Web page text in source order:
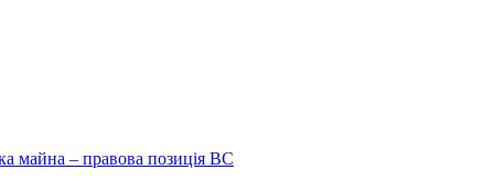
майна – правова позиція ВС